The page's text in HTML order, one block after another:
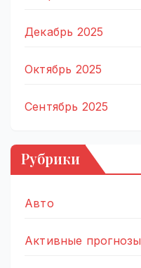
Декабрь 2025
Октябрь 2025
Сентябрь 2025
Рубрики
Авто
Активные прогнозы